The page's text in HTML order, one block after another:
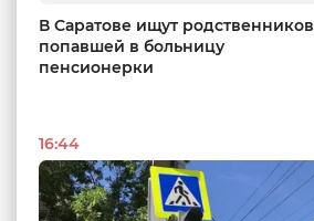
В Саратове ищут родственников
попавшей в больницу
пенсионерки
16:44